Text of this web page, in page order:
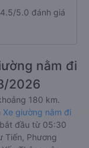
4.5/5.0 đánh giá
nằm đi
2026
180 km.
Xe giường nằm đi
bắt đầu từ 05:30
Tiến, Phương